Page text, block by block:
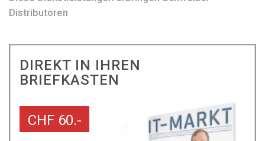
Distributoren
DIREKT IN IHREN
BRIEFKASTEN
CHF 60.-